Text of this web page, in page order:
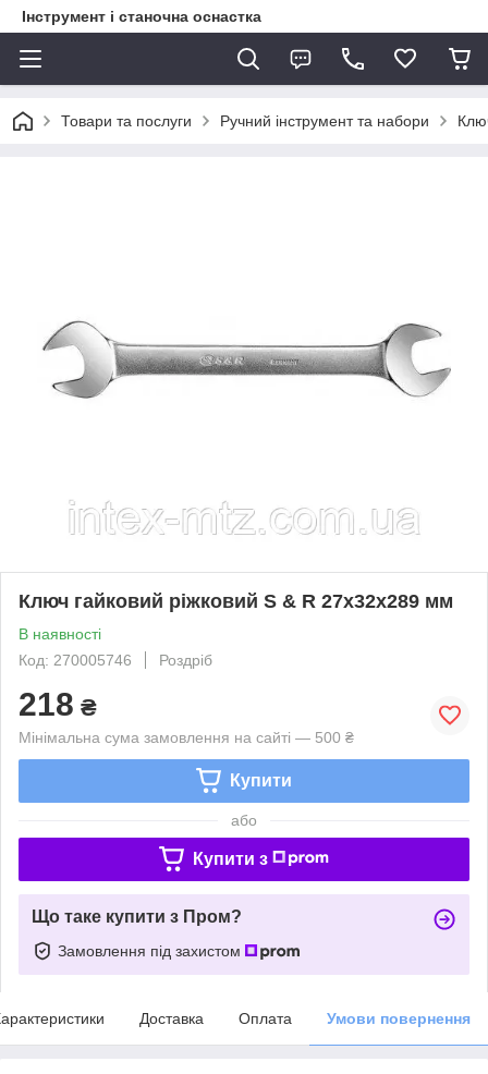
Інструмент і станочна оснастка
Товари та послуги Ручний інструмент та набори
Ключ гайковий ріжковий S & R 27х32х289 мм
В наявності
Код: 270005746
Роздріб
218 ₴
Мінімальна сума замовлення на сайті — 500 ₴
Купити
або
Купити з
Що таке купити з Пром?
Замовлення під захистом
Доставка Оплата Умови повернення